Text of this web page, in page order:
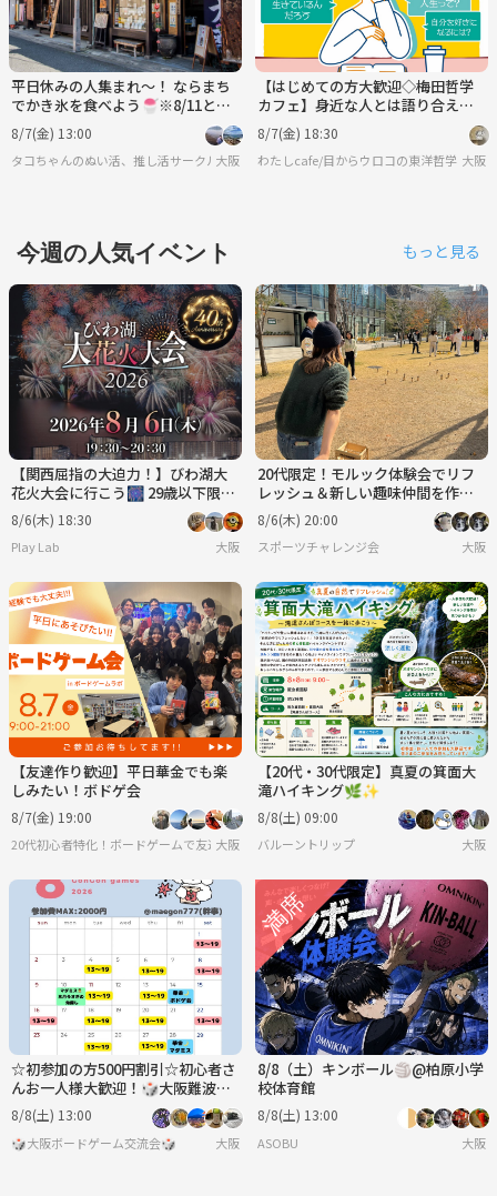
平日休みの人集まれ～！ ならまち
でかき氷を食べよう🍧※8/11と同
様イベント
8/7(金) 13:00
タコちゃんのぬい活、推し活サークル🐙🐙
大阪
【はじめての方大歓迎◇梅田哲学
カフェ】身近な人とは語り合えな
い哲学について語りましょう
8/7(金) 18:30
わたしcafe/目からウロコの東洋哲学 大阪
今週の人気イベント もっと見る
【関西屈指の大迫力！】びわ湖大
花火大会に行こう🎆 29歳以下限定
(一部除く)
8/6(木) 18:30
Play Lab 大阪
20代限定！モルック体験会でリフ
レッシュ＆新しい趣味仲間を作ろ
う✨
8/6(木) 20:00
スポーツチャレンジ会 大阪
【友達作り歓迎】平日華金でも楽
しみたい！ボドゲ会
8/7(金) 19:00
20代初心者特化！ボードゲームで友達を作ろうサークル
大阪
【20代・30代限定】真夏の箕面大
滝ハイキング🌿✨
8/8(土) 09:00
バルーントリップ 大阪
☆初参加の方500円割引☆初心者さ
んお一人様大歓迎！🎲大阪難波ボ
ードゲーム会🎲
8/8(土) 13:00
🎲大阪ボードゲーム交流会🎲 大阪
8/8（土）キンボール🏐@柏原小学
校体育館
8/8(土) 13:00
ASOBU 大阪